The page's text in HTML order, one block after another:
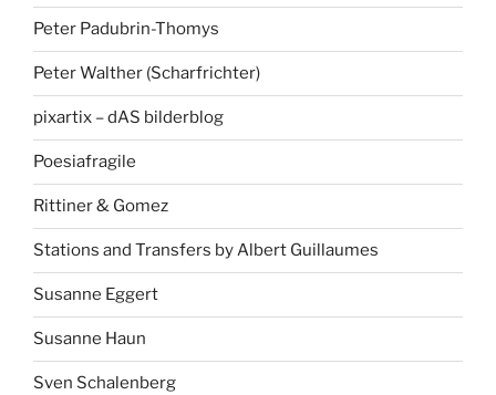
Peter Padubrin-Thomys
Peter Walther (Scharfrichter)
pixartix – dAS bilderblog
Poesiafragile
Rittiner & Gomez
Stations and Transfers by Albert Guillaumes
Susanne Eggert
Susanne Haun
Sven Schalenberg